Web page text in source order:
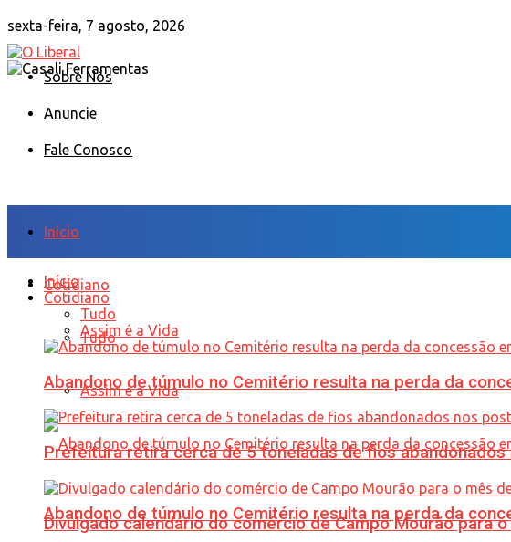
sexta-feira, 7 agosto, 2026
Sobre Nós
Anuncie
Fale Conosco
Início
Cotidiano
Tudo
Assim é a Vida
Abandono de túmulo no Cemitério resulta na perda da
Início
Cotidiano
Tudo
Assim é a Vida
Abandono de túmulo no Cemitério resulta na perda da
Prefeitura retira cerca de 5 toneladas de fios
Divulgado calendário do comércio de Campo Mourão para